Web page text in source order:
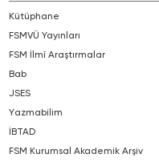
Kütüphane
FSMVÜ Yayınları
FSM İlmî Araştırmalar
bab
JSES
Yazmabilim
İBTAD
FSM Kurumsal Akademik Arşiv